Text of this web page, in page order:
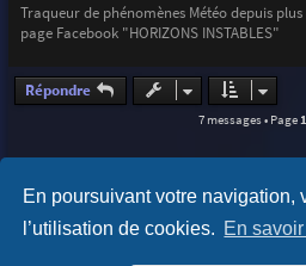
En poursuivant votre navigation,
l’utilisation de cookies. En
Traqueur de phénomènes Météo depuis plus
page Facebook "HORIZONS INSTABLES"
Répondre
7 messages • Page 1
Accueil Index du forum